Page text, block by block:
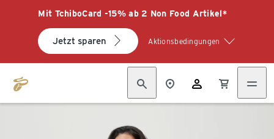
Mit TchiboCard -15% ab 2 Non Food Artikel*
Jetzt sparen Aktionsbedingungen